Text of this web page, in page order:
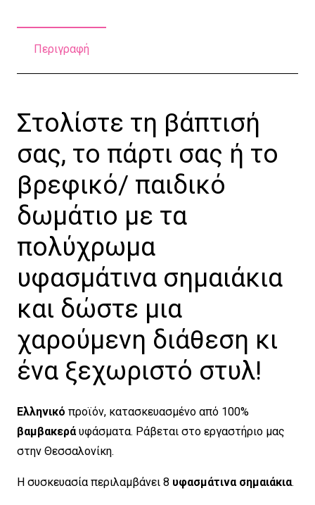
Περιγραφή
Στολίστε τη βάπτισή
σας, το πάρτι σας ή το
βρεφικό/ παιδικό
δωμάτιο με τα
πολύχρωμα
υφασμάτινα σημαιάκια
και δώστε μια
χαρούμενη διάθεση κι
ένα ξεχωριστό στυλ!
Ελληνικό προϊόν, κατασκευασμένο από 100%
βαμβακερά υφάσματα. Ράβεται στο εργαστήριο μας
στην Θεσσαλονίκη.
Η συσκευασία περιλαμβάνει 8 υφασμάτινα σημαιάκια.